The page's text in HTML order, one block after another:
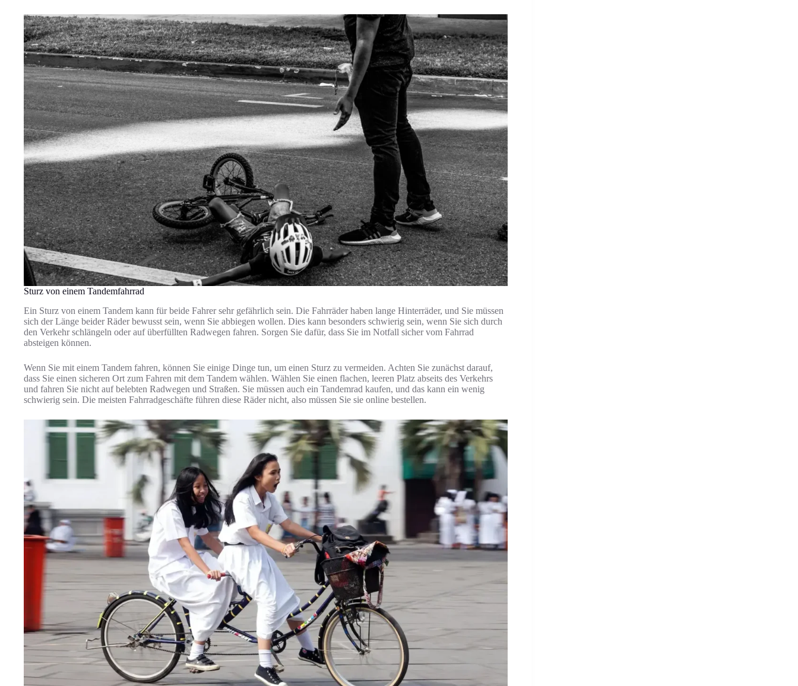
Sturz von einem Tandemfahrrad
Ein Sturz von einem Tandem kann für beide Fahrer sehr gefährlich sein. Die Fahrräder haben lange Hinterräder, und Sie müssen
sich der Länge beider Räder bewusst sein, wenn Sie abbiegen wollen. Dies kann besonders schwierig sein, wenn Sie sich durch
den Verkehr schlängeln oder auf überfüllten Radwegen fahren. Sorgen Sie dafür, dass Sie im Notfall sicher vom Fahrrad
absteigen können.
Wenn Sie mit einem Tandem fahren, können Sie einige Dinge tun, um einen Sturz zu vermeiden. Achten Sie zunächst darauf,
dass Sie einen sicheren Ort zum Fahren mit dem Tandem wählen. Wählen Sie einen flachen, leeren Platz abseits des Verkehrs
und fahren Sie nicht auf belebten Radwegen und Straßen. Sie müssen auch ein Tandemrad kaufen, und das kann ein wenig
schwierig sein. Die meisten Fahrradgeschäfte führen diese Räder nicht, also müssen Sie sie online bestellen.